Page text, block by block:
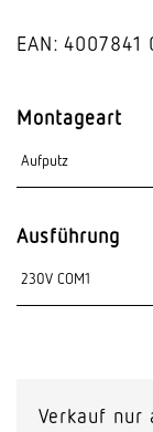
EAN: 4007841
Montageart
Ausführung
Verkauf nur